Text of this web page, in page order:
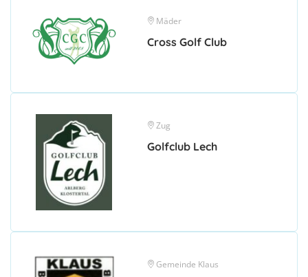
Mäder
Cross Golf Club
Zug
Golfclub Lech
Gemeinde Klaus